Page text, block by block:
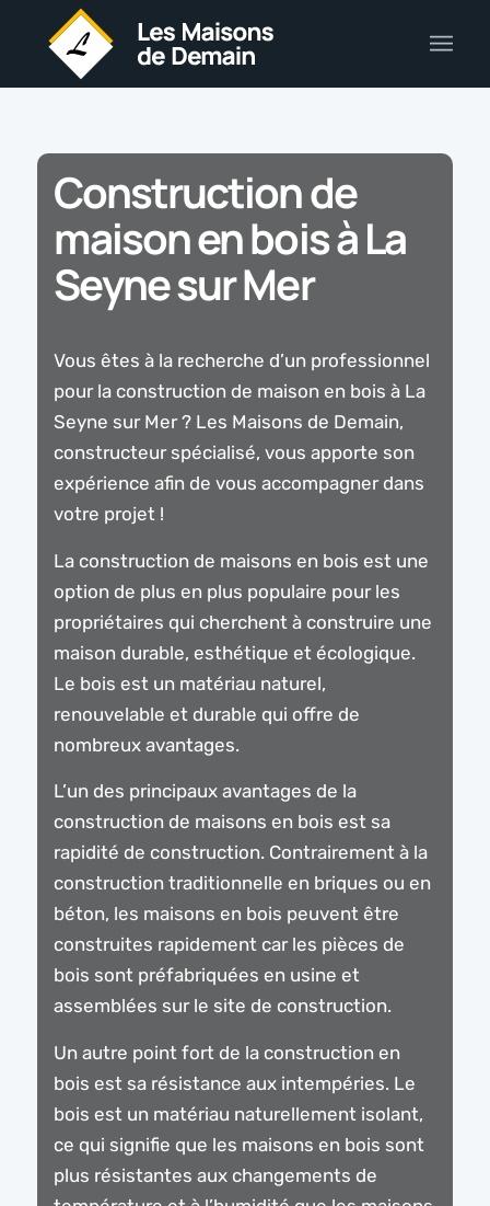
Construction de
maison en bois à La
Seyne sur Mer
Vous êtes à la recherche d’un professionnel
pour la construction de maison en bois à La
Seyne sur Mer ? Les Maisons de Demain,
constructeur spécialisé, vous apporte son
expérience afin de vous accompagner dans
votre projet !
La construction de maisons en bois est une
option de plus en plus populaire pour les
propriétaires qui cherchent à construire une
maison durable, esthétique et écologique.
Le bois est un matériau naturel,
renouvelable et durable qui offre de
nombreux avantages.
L’un des principaux avantages de la
construction de maisons en bois est sa
rapidité de construction. Contrairement à la
construction traditionnelle en briques ou en
béton, les maisons en bois peuvent être
construites rapidement car les pièces de
bois sont préfabriquées en usine et
assemblées sur le site de construction.
Un autre point fort de la construction en
bois est sa résistance aux intempéries. Le
bois est un matériau naturellement isolant,
ce qui signifie que les maisons en bois sont
plus résistantes aux changements de